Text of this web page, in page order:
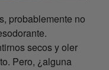
probablemente no
secos y oler
Pero, ¿alguna